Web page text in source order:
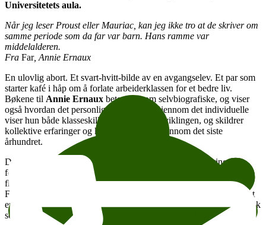
Universitetets aula.
Når jeg leser Proust eller Mauriac, kan jeg ikke tro at de skriver om
samme periode som da far var barn. Hans ramme var
middelalderen.
Fra Far, Annie Ernaux
En ulovlig abort. Et svart-hvitt-bilde av en avgangselev. Et par som
starter kafé i håp om å forlate arbeiderklassen for et bedre liv.
Bøkene til Annie Ernaux betegnes som selvbiografiske, og viser
også hvordan det personlige er politisk: Gjennom det individuelle
viser hun både klasseskiller og samfunnsutviklingen, og skildrer
kollektive erfaringer og kvinnens stilling gjennom det siste
århundret.
Den doble klassebevisstheten står sentralt i Ernaux’ erfaring og
forfatterskap, og hun har omtalt seg selv som «klasse-emigrant». I
flere bøker har hun skildret både foreldrenes og egen klassereise.
For ikke å fremmedgjøre lesere fra arbeiderklassen har hun utviklet
en særegen skrivestil, preget av et økonomisk og usentimentalt språk
som ligger tett på dagligtalen.